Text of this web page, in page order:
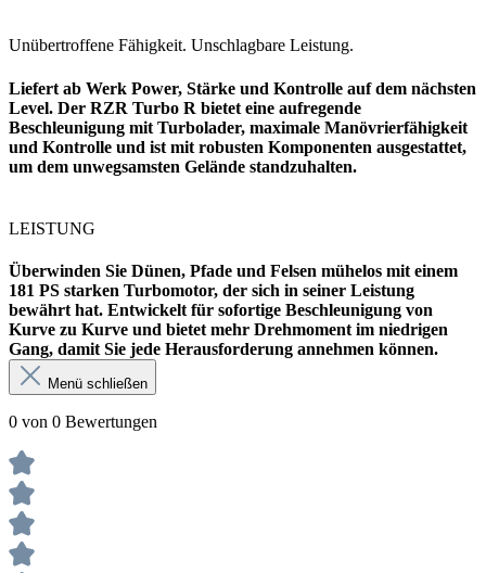
Unübertroffene Fähigkeit. Unschlagbare Leistung.
Liefert ab Werk Power, Stärke und Kontrolle auf dem nächsten
Level. Der RZR Turbo R bietet eine aufregende
Beschleunigung mit Turbolader, maximale Manövrierfähigkeit
und Kontrolle und ist mit robusten Komponenten ausgestattet,
um dem unwegsamsten Gelände standzuhalten.
LEISTUNG
Überwinden Sie Dünen, Pfade und Felsen mühelos mit einem
181 PS starken Turbomotor, der sich in seiner Leistung
bewährt hat. Entwickelt für sofortige Beschleunigung von
Kurve zu Kurve und bietet mehr Drehmoment im niedrigen
Gang, damit Sie jede Herausforderung annehmen können.
Menü schließen
0 von 0 Bewertungen